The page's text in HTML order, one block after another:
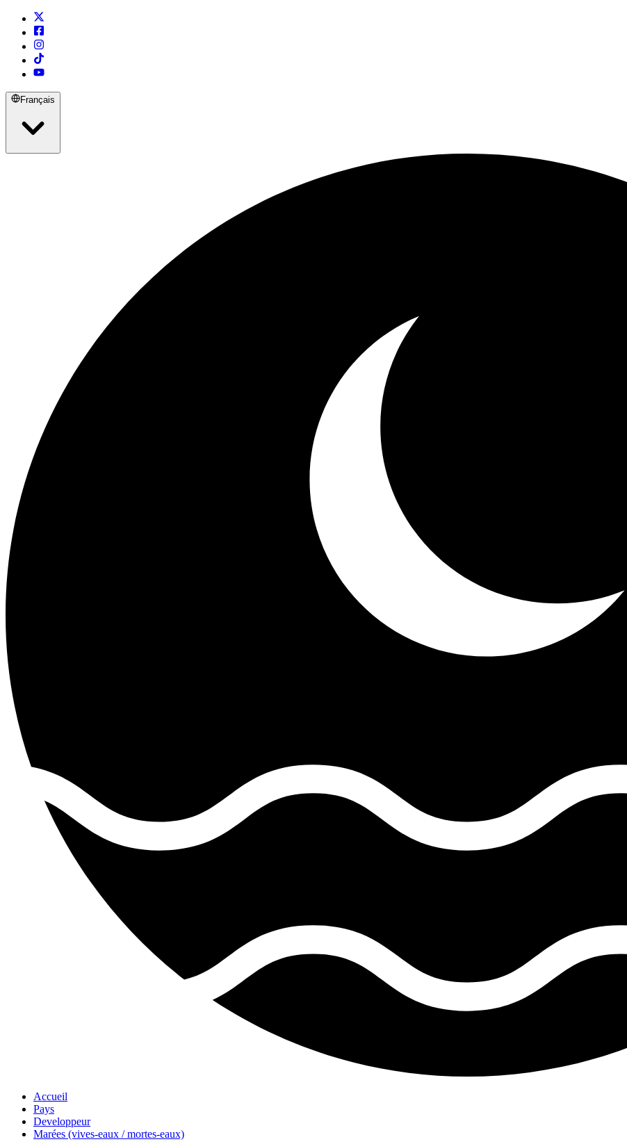
Français
Accueil
Pays
Developpeur
Marées (vives-eaux / mortes-eaux)